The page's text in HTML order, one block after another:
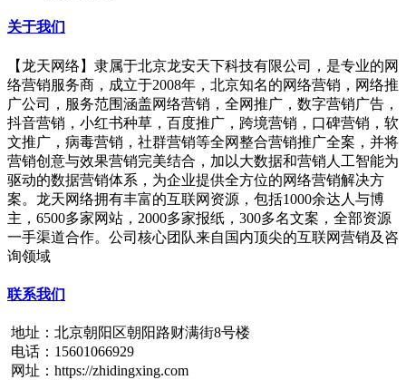
关于我们
【龙天网络】隶属于北京龙安天下科技有限公司，是专业的网
络营销服务商，成立于2008年，北京知名的网络营销，网络推
广公司，服务范围涵盖网络营销，全网推广，数字营销广告，
抖音营销，小红书种草，百度推广，跨境营销，口碑营销，软
文推广，病毒营销，社群营销等全网整合营销推广全案，并将
营销创意与效果营销完美结合，加以大数据和营销人工智能为
驱动的数据营销体系，为企业提供全方位的网络营销解决方
案。龙天网络拥有丰富的互联网资源，包括1000余达人与博
主，6500多家网站，2000多家报纸，300多名文案，全部资源
一手渠道合作。公司核心团队来自国内顶尖的互联网营销及咨
询领域
联系我们
地址：北京朝阳区朝阳路财满街8号楼
电话：15601066929
网址：https://zhidingxing.com